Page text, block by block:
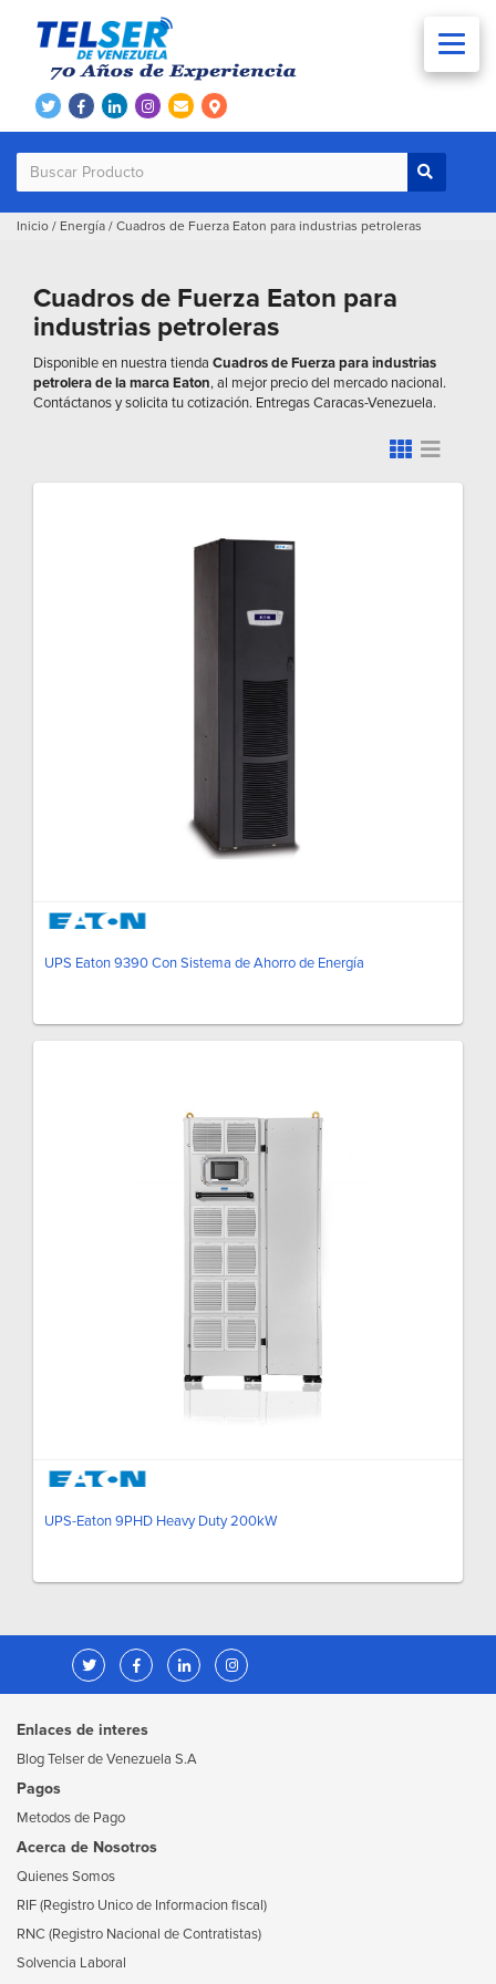
Inicio / Energía / Cuadros de Fuerza Eaton para industrias petroleras
Cuadros de Fuerza Eaton para
industrias petroleras
Disponible en nuestra tienda Cuadros de Fuerza para industrias
petrolera de la marca Eaton, al mejor precio del mercado nacional.
Contáctanos y solicita tu cotización. Entregas Caracas-Venezuela.
UPS Eaton 9390 Con Sistema de Ahorro de Energía
UPS-Eaton 9PHD Heavy Duty 200kW
Enlaces de interes
Blog Telser de Venezuela S.A
Pagos
Metodos de Pago
Acerca de Nosotros
Quienes Somos
RIF (Registro Unico de Informacion fiscal)
RNC (Registro Nacional de Contratistas)
Solvencia Laboral